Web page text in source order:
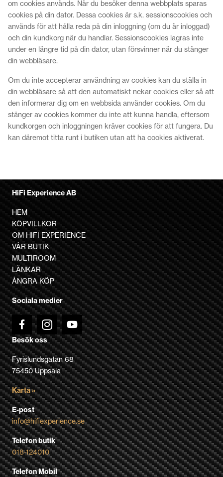
om cookies används. När du besöker denna webbplats sparas
cookies på din dator. Dessa cookies är s.k. sessionscookies och
används för att hålla reda på din inloggning (om du är inloggad)
och din kundkorg när du handlar. Sessionscookies lagras inte
under en längre tid på din dator, utan försvinner när du stänger
din webbläsare.
Om du inte accepterar användning av cookies kan du ställa in
din webbläsare så att den automatiskt nekar cookies eller så att
den informerar dig om en webbsida använder cookies. Om du
stänger av cookies kommer du inte att kunna handla, eftersom
kundkorgen och inloggningen kräver cookies för att fungera. Du
kan däremot titta runt i butiken utan att ha cookies aktiverat.
HiFi Experience AB
HEM
KÖPVILLKOR
OM HIFI EXPERIENCE
VÅR BUTIK
MULTIROOM
LÄNKAR
ÅNGRA KÖP
Sociala medier
Besök oss
Fyrislundsgatan 68
75450 Uppsala
Karta »
E-post
info@hifiexperience.se
Telefon butik
018-124010
Telefon Mobil